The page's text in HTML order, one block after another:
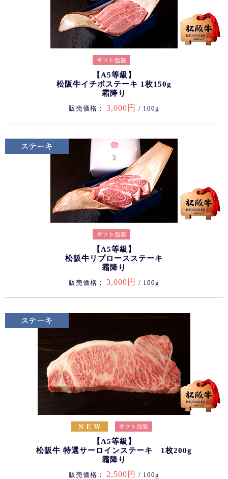
【A5等級】
松阪牛イチボステーキ 1枚150g
霜降り
販売価格： 3,000円 / 100g
【A5等級】
松阪牛リブロースステーキ
霜降り
販売価格： 3,000円 / 100g
【A5等級】
松阪牛 特選サーロインステーキ 1枚200g
霜降り
販売価格： 2,500円 / 100g